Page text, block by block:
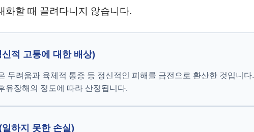
화할 때 끌려다니지 않습니다.
적 고통에 대한 배상)
두려움과 육체적 통증 등 정신적인 피해를 금전으로 환산한 것입니다.
유장해의 정도에 따라 산정됩니다.
하지 못한 손실)